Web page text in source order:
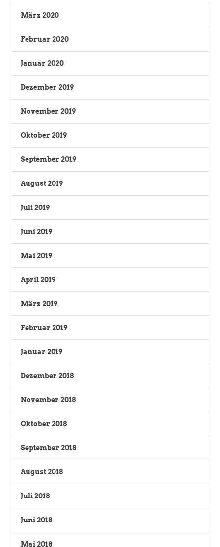
März 2020
Februar 2020
Januar 2020
Dezember 2019
November 2019
Oktober 2019
September 2019
August 2019
Juli 2019
Juni 2019
Mai 2019
April 2019
März 2019
Februar 2019
Januar 2019
Dezember 2018
November 2018
Oktober 2018
September 2018
August 2018
Juli 2018
Juni 2018
Mai 2018